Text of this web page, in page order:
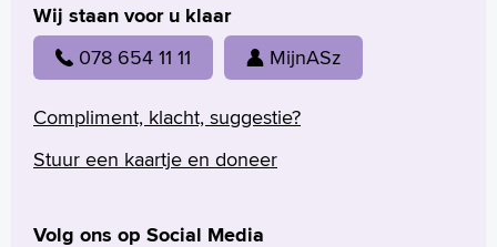
Wij staan voor u klaar
078 654 11 11 MijnASz
Compliment, klacht, suggestie?
Stuur een kaartje en doneer
Volg ons op Social Media